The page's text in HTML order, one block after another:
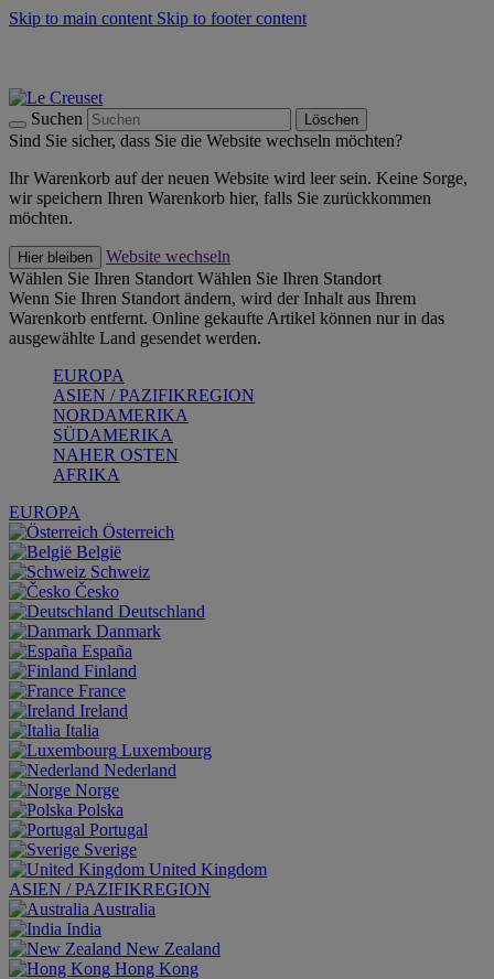
Skip to main content Skip to footer content
Suchen Löschen
Sind Sie sicher, dass Sie die Website wechseln möchten?
Ihr Warenkorb auf der neuen Website wird leer sein. Keine Sorge,
wir speichern Ihren Warenkorb hier, falls Sie zurückkommen
möchten.
Hier bleiben
Website wechseln
Wählen Sie Ihren Standort Wählen Sie Ihren Standort
Wenn Sie Ihren Standort ändern, wird der Inhalt aus Ihrem
Warenkorb entfernt. Online gekaufte Artikel können nur in das
ausgewählte Land gesendet werden.
EUROPA
ASIEN / PAZIFIKREGION
NORDAMERIKA
SÜDAMERIKA
NAHER OSTEN
AFRIKA
EUROPA
Österreich
België
Schweiz
Česko
Deutschland
Danmark
España
Finland
France
Ireland
Italia
Luxembourg
Nederland
Norge
Polska
Portugal
Sverige
United Kingdom
ASIEN / PAZIFIKREGION
Australia
India
New Zealand
Hong Kong